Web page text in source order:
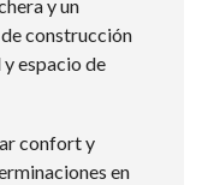
y un
construcción
espacio de
confort y
en